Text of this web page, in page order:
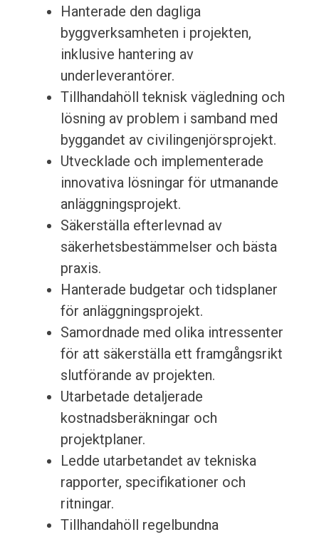
Hanterade den dagliga
byggverksamheten i projekten,
inklusive hantering av
underleverantörer.
Tillhandahöll teknisk vägledning och
lösning av problem i samband med
byggandet av civilingenjörsprojekt.
Utvecklade och implementerade
innovativa lösningar för utmanande
anläggningsprojekt.
Säkerställa efterlevnad av
säkerhetsbestämmelser och bästa
praxis.
Hanterade budgetar och tidsplaner
för anläggningsprojekt.
Samordnade med olika intressenter
för att säkerställa ett framgångsrikt
slutförande av projekten.
Utarbetade detaljerade
kostnadsberäkningar och
projektplaner.
Ledde utarbetandet av tekniska
rapporter, specifikationer och
ritningar.
Tillhandahöll regelbundna